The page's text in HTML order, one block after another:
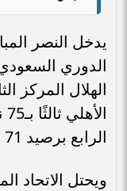
يدخل النصر
الرابع برصيد 71 نقطة.